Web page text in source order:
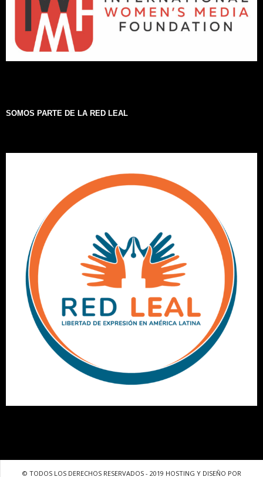
SOMOS PARTE DE LA RED LEAL
© TODOS LOS DERECHOS RESERVADOS - 2019 HOSTING Y DISEÑO POR